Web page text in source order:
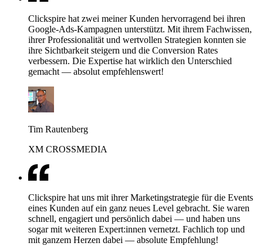
Clickspire hat zwei meiner Kunden hervorragend bei ihren
Google-Ads-Kampagnen unterstützt. Mit ihrem Fachwissen,
ihrer Professionalität und wertvollen Strategien konnten sie
ihre Sichtbarkeit steigern und die Conversion Rates
verbessern. Die Expertise hat wirklich den Unterschied
gemacht — absolut empfehlenswert!
Tim Rautenberg
XM CROSSMEDIA
Clickspire hat uns mit ihrer Marketingstrategie für die Events
eines Kunden auf ein ganz neues Level gebracht. Sie waren
schnell, engagiert und persönlich dabei — und haben uns
sogar mit weiteren Expert:innen vernetzt. Fachlich top und
mit ganzem Herzen dabei — absolute Empfehlung!